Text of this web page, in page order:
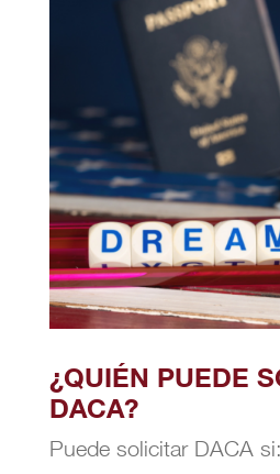
¿QUIÉN PUEDE
DACA?
Puede solicitar DACA si: